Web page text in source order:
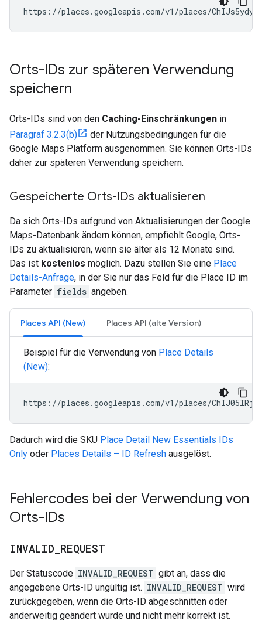
https://places.googleapis.com/v1/places/
Orts-IDs zur späteren Verwendung
speichern
Orts-IDs sind von den Caching-Einschränkungen in
Paragraf 3.2.3(b)
der Nutzungsbedingungen für die
Google Maps Platform ausgenommen. Sie können Orts-IDs
daher zur späteren Verwendung speichern.
Gespeicherte Orts-IDs aktualisieren
Da sich Orts-IDs aufgrund von Aktualisierungen der Google
Maps-Datenbank ändern können, empfiehlt Google, Orts-
IDs zu aktualisieren, wenn sie älter als 12 Monate sind.
Das ist kostenlos möglich. Dazu stellen Sie eine Place
Details-Anfrage, in der Sie nur das Feld für die Place ID im
Parameter fields angeben.
Places API (New) Places API (alte Version)
Beispiel für die Verwendung von Place Details
(New):
https://places.googleapis.com/v1/places/
Dadurch wird die SKU Place Detail New Essentials IDs
Only oder Places Details – ID Refresh ausgelöst.
Fehlercodes bei der Verwendung von
Orts-IDs
INVALID REQUEST
Der Statuscode INVALID_REQUEST gibt an, dass die
angegebene Orts-ID ungültig ist. INVALID_REQUEST wird
zurückgegeben, wenn die Orts-ID abgeschnitten oder
anderweitig geändert wurde und nicht mehr korrekt ist.